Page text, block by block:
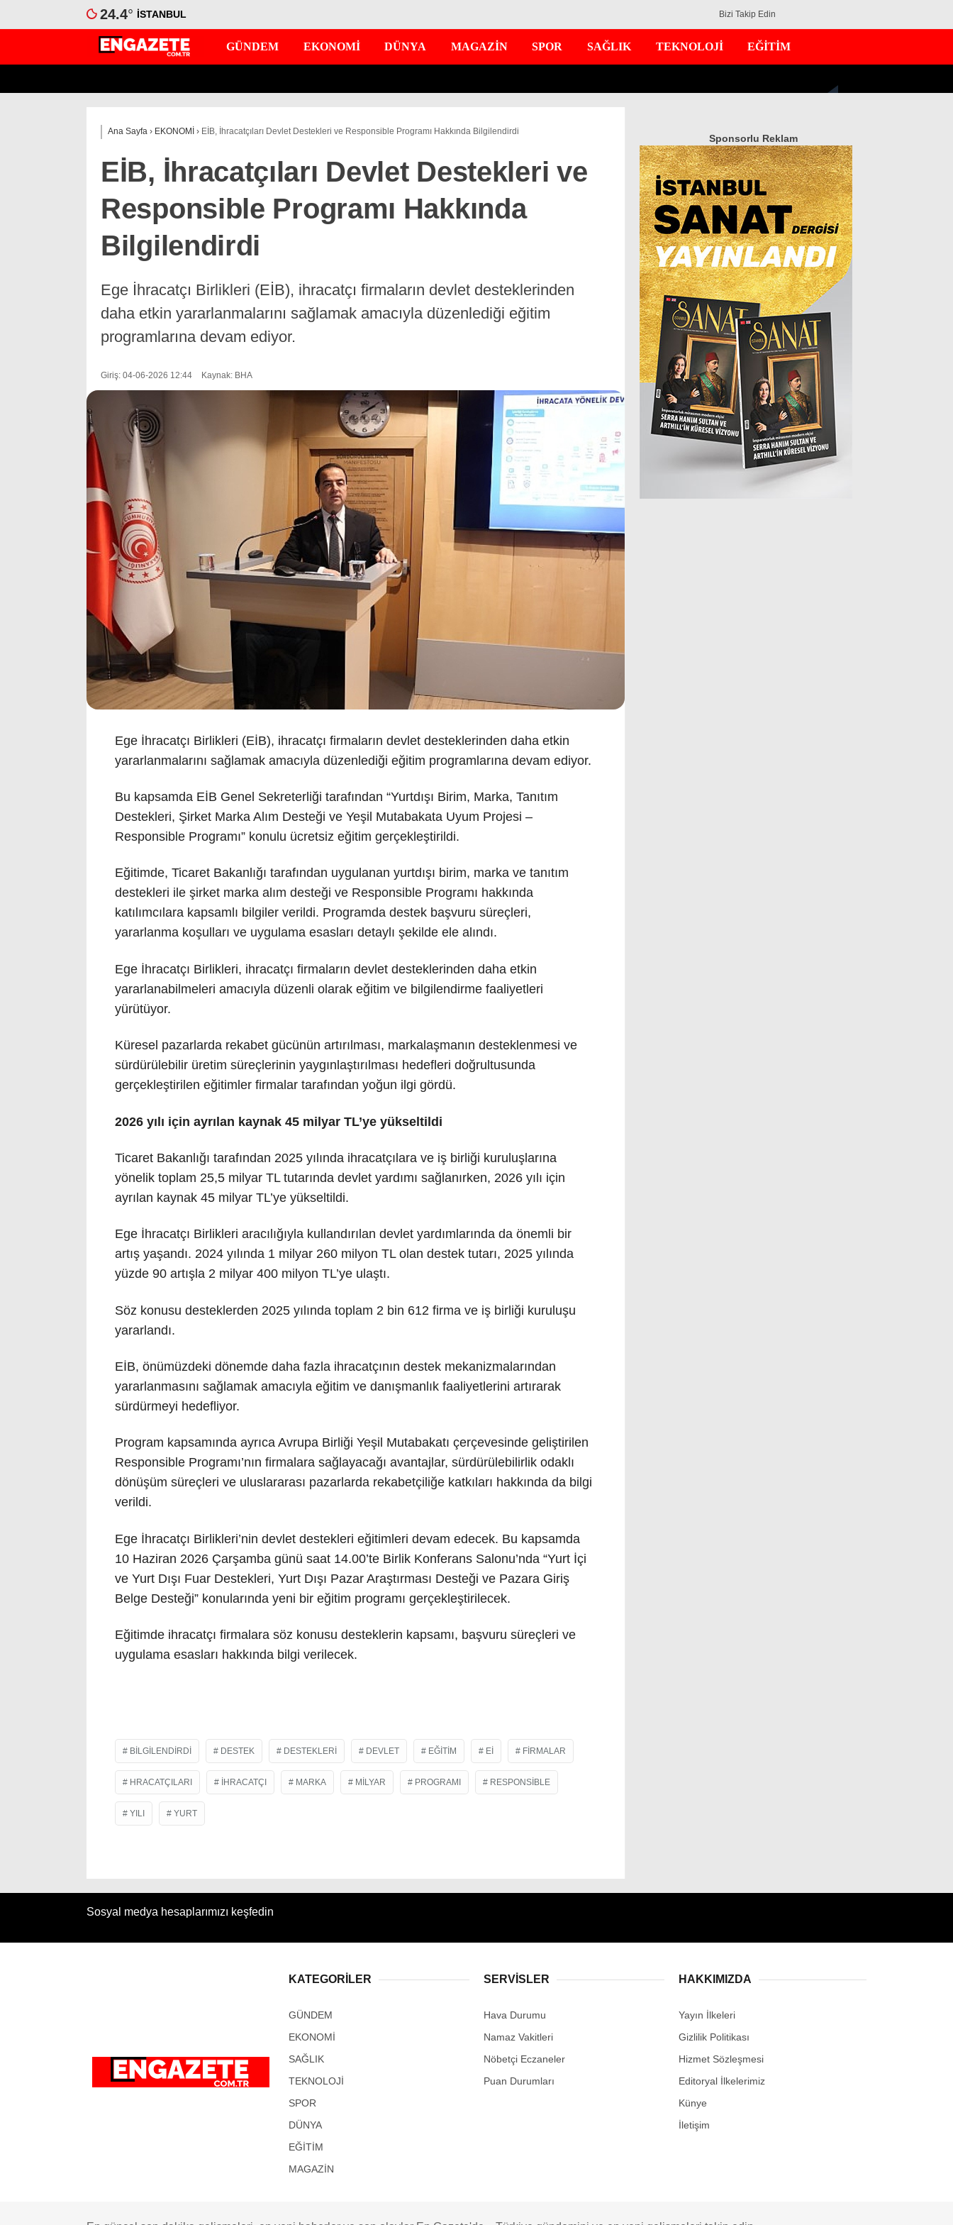
GÜNDEM
EKONOMİ
DÜNYA
MAGAZİN
SPOR
SAĞLIK
TEKNOLOJİ
EĞİTİM
24.4° İSTANBUL Bizi Takip Edin
GÜNDEM EKONOMİ DÜNYA MAGAZİN SPOR SAĞLIK TEKNOLOJİ EĞİTİM
Ana Sayfa › EKONOMİ › EİB, İhracatçıları Devlet Destekleri ve Responsible Programı Hakkında Bilgilendirdi
EİB, İhracatçıları Devlet Destekleri ve
Responsible Programı Hakkında
Bilgilendirdi
Ege İhracatçı Birlikleri (EİB), ihracatçı firmaların devlet desteklerinden
daha etkin yararlanmalarını sağlamak amacıyla düzenlediği eğitim
programlarına devam ediyor.
Giriş: 04-06-2026 12:44 Kaynak: BHA
Ege İhracatçı Birlikleri (EİB), ihracatçı firmaların devlet desteklerinden daha etkin
yararlanmalarını sağlamak amacıyla düzenlediği eğitim programlarına devam ediyor.
Bu kapsamda EİB Genel Sekreterliği tarafından “Yurtdışı Birim, Marka, Tanıtım
Destekleri, Şirket Marka Alım Desteği ve Yeşil Mutabakata Uyum Projesi –
Responsible Programı” konulu ücretsiz eğitim gerçekleştirildi.
Eğitimde, Ticaret Bakanlığı tarafından uygulanan yurtdışı birim, marka ve tanıtım
destekleri ile şirket marka alım desteği ve Responsible Programı hakkında
katılımcılara kapsamlı bilgiler verildi. Programda destek başvuru süreçleri,
yararlanma koşulları ve uygulama esasları detaylı şekilde ele alındı.
Ege İhracatçı Birlikleri, ihracatçı firmaların devlet desteklerinden daha etkin
yararlanabilmeleri amacıyla düzenli olarak eğitim ve bilgilendirme faaliyetleri
yürütüyor.
Küresel pazarlarda rekabet gücünün artırılması, markalaşmanın desteklenmesi ve
sürdürülebilir üretim süreçlerinin yaygınlaştırılması hedefleri doğrultusunda
gerçekleştirilen eğitimler firmalar tarafından yoğun ilgi gördü.
2026 yılı için ayrılan kaynak 45 milyar TL’ye yükseltildi
Ticaret Bakanlığı tarafından 2025 yılında ihracatçılara ve iş birliği kuruluşlarına
yönelik toplam 25,5 milyar TL tutarında devlet yardımı sağlanırken, 2026 yılı için
ayrılan kaynak 45 milyar TL’ye yükseltildi.
Ege İhracatçı Birlikleri aracılığıyla kullandırılan devlet yardımlarında da önemli bir
artış yaşandı. 2024 yılında 1 milyar 260 milyon TL olan destek tutarı, 2025 yılında
yüzde 90 artışla 2 milyar 400 milyon TL’ye ulaştı.
Söz konusu desteklerden 2025 yılında toplam 2 bin 612 firma ve iş birliği kuruluşu
yararlandı.
EİB, önümüzdeki dönemde daha fazla ihracatçının destek mekanizmalarından
yararlanmasını sağlamak amacıyla eğitim ve danışmanlık faaliyetlerini artırarak
sürdürmeyi hedefliyor.
Program kapsamında ayrıca Avrupa Birliği Yeşil Mutabakatı çerçevesinde geliştirilen
Responsible Programı’nın firmalara sağlayacağı avantajlar, sürdürülebilirlik odaklı
dönüşüm süreçleri ve uluslararası pazarlarda rekabetçiliğe katkıları hakkında da bilgi
verildi.
Ege İhracatçı Birlikleri’nin devlet destekleri eğitimleri devam edecek. Bu kapsamda
10 Haziran 2026 Çarşamba günü saat 14.00’te Birlik Konferans Salonu’nda “Yurt İçi
ve Yurt Dışı Fuar Destekleri, Yurt Dışı Pazar Araştırması Desteği ve Pazara Giriş
Belge Desteği” konularında yeni bir eğitim programı gerçekleştirilecek.
Eğitimde ihracatçı firmalara söz konusu desteklerin kapsamı, başvuru süreçleri ve
uygulama esasları hakkında bilgi verilecek.
BILGILENDIRDI DESTEK DESTEKLERI DEVLET EĞITIM EI FIRMALAR
HRACATÇILARI IHRACATÇI MARKA MILYAR PROGRAMI RESPONSIBLE
YILI YURT
Sponsorlu Reklam
Sosyal medya hesaplarımızı keşfedin
KATEGORİLER
GÜNDEM
EKONOMİ
SAĞLIK
TEKNOLOJİ
SPOR
DÜNYA
EĞİTİM
MAGAZİN
SERVİSLER
Hava Durumu
Namaz Vakitleri
Nöbetçi Eczaneler
Puan Durumları
HAKKIMIZDA
Yayın İlkeleri
Gizlilik Politikası
Hizmet Sözleşmesi
Editoryal İlkelerimiz
Künye
İletişim